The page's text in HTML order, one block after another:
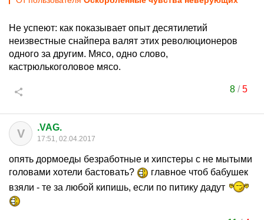
Не успеют: как показывает опыт десятилетий
неизвестные снайпера валят этих революционеров
одного за другим. Мясо, одно слово,
кастрюлькоголовое мясо.
8/5
V .VAG.
17:51, 02.04.2017
опять дормоеды безработные и хипстеры с не мытыми
головами хотели бастовать?
главное чтоб бабушек
взяли - те за любой кипишь, если по питику дадут